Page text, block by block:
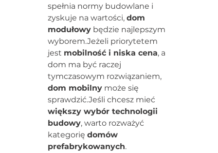
spełnia normy budowlane i
zyskuje na wartości, dom
modułowy będzie najlepszym
wyborem.Jeżeli priorytetem
jest mobilność i niska cena, a
dom ma być raczej
tymczasowym rozwiązaniem,
dom mobilny może się
sprawdzić.Jeśli chcesz mieć
większy wybór technologii
budowy, warto rozważyć
kategorię domów
prefabrykowanych.